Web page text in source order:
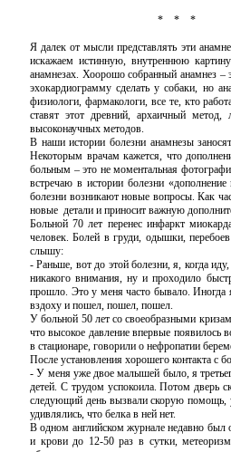
* * *
Я далек от мысли представлять эти
искажаем истинную, внутрен­нюю
анамнезах. Хоорошо собранный анамнез –
эхокардиограмму сделать у собаки, но
физиологи, фармакологи, все те, кто
ставят этот древний, архаичный
высоконаучных методов.
В наши истории болезни анамнезы
Некоторым врачам кажется, что
больным – это не моментальная
встречаю в истории болезни
болезни возникают новые вопросы. Как
новые детали и приносит важную
Больной 70 лет перенес инфаркт
человек. Болей в груди, одышки,
слышу:
- Раньше, вот до этой болезни, я, когда
никакого внимания, ну и проходило
прошло. Это у меня часто бывало. Иногда
вздоху и пошел, пошел, пошел.
У больной 50 лет со своеобразными
что высокое давление впервые
в стационаре, говорили о нефропатии
После установления хорошего контакта с
- У меня уже двое малышей было, я
детей. С трудом успокоила. Потом дверь
следующий день вызвали скорую
удивлялись, что белка в ней нет.
В одном английском журнале недавно был
и крови до 12-50 раз в сутки,